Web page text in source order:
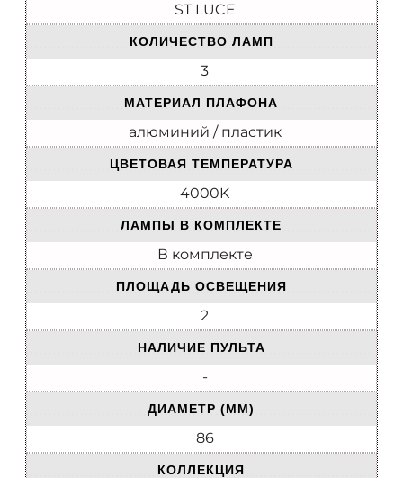
ST LUCE
КОЛИЧЕСТВО ЛАМП
3
МАТЕРИАЛ ПЛАФОНА
алюминий / пластик
ЦВЕТОВАЯ ТЕМПЕРАТУРА
4000K
ЛАМПЫ В КОМПЛЕКТЕ
В комплекте
ПЛОЩАДЬ ОСВЕЩЕНИЯ
2
НАЛИЧИЕ ПУЛЬТА
-
ДИАМЕТР (ММ)
86
КОЛЛЕКЦИЯ